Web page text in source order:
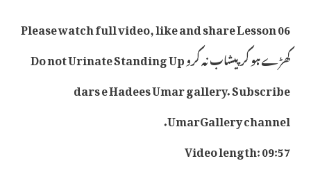
Please watch full video, like and share Lesson 06
کھڑے ہو کر پیشاب نہ کرو Do not Urinate Standing Up
dars e Hadees Umar gallery. Subscribe
UmarGallery channel.
Video length: 09:57